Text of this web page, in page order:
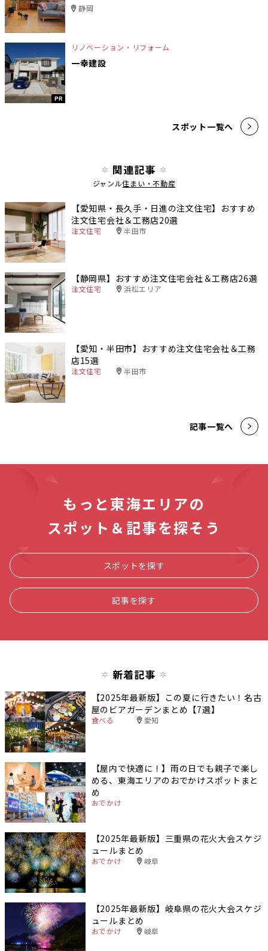
静岡
PR
リノベーション・リフォーム
一幸建設
スポット一覧へ
関連記事
ジャンル住まい・不動産
【愛知県・長久手・日進の注文住宅】おすすめ
注文住宅会社＆工務店20選
注文住宅 半田市
【静岡県】おすすめ注文住宅会社＆工務店26選
注文住宅 浜松エリア
【愛知・半田市】おすすめ注文住宅会社＆工務
店15選
注文住宅 半田市
記事一覧へ
もっと東海エリアの
スポット＆記事を探そう
スポットを探す
記事を探す
新着記事
【2025年最新版】この夏に行きたい！名古
屋のビアガーデンまとめ【7選】
食べる 愛知
【屋内で快適に！】雨の日でも親子で楽し
める、東海エリアのおでかけスポットまと
め
おでかけ
【2025年最新版】三重県の花火大会スケジ
ュールまとめ
おでかけ 岐阜
【2025年最新版】岐阜県の花火大会スケジ
ュールまとめ
おでかけ 岐阜